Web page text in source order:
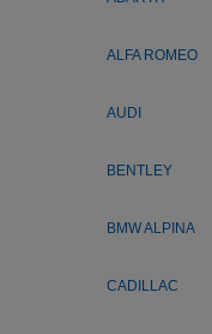
ALFA ROMEO
AUDI
BENTLEY
BMW ALPINA
CADILLAC